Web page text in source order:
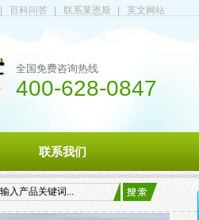
百科问答 联系莱恩斯 英文网站
全国免费咨询热线
400-628-0847
联系我们